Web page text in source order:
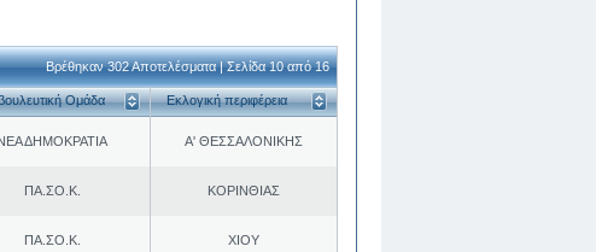
Βρέθηκαν 302 Αποτελέσματα | Σελίδα 10 από 16
Ομάδα Εκλογική περιφέρεια
ΔΗΜΟΚΡΑΤΙΑ Α' ΘΕΣΣΑΛΟΝΙΚΗΣ
ΠΑ.ΣΟ.Κ. ΚΟΡΙΝΘΙΑΣ
ΠΑ.ΣΟ.Κ. ΧΙΟΥ